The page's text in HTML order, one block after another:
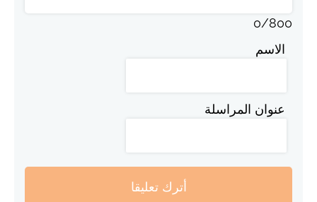
0/800
الاسم
عنوان المراسلة
أترك تعليقا